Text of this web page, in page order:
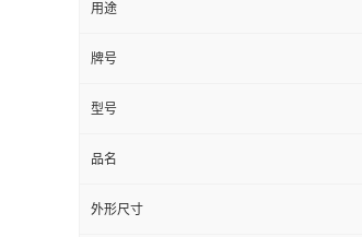
用途
牌号
型号
品名
外形尺寸